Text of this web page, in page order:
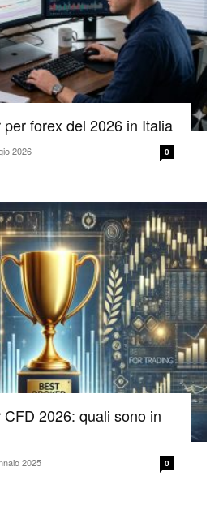
forex del 2026 in Italia
2026 0
2026: quali sono in
2025 0